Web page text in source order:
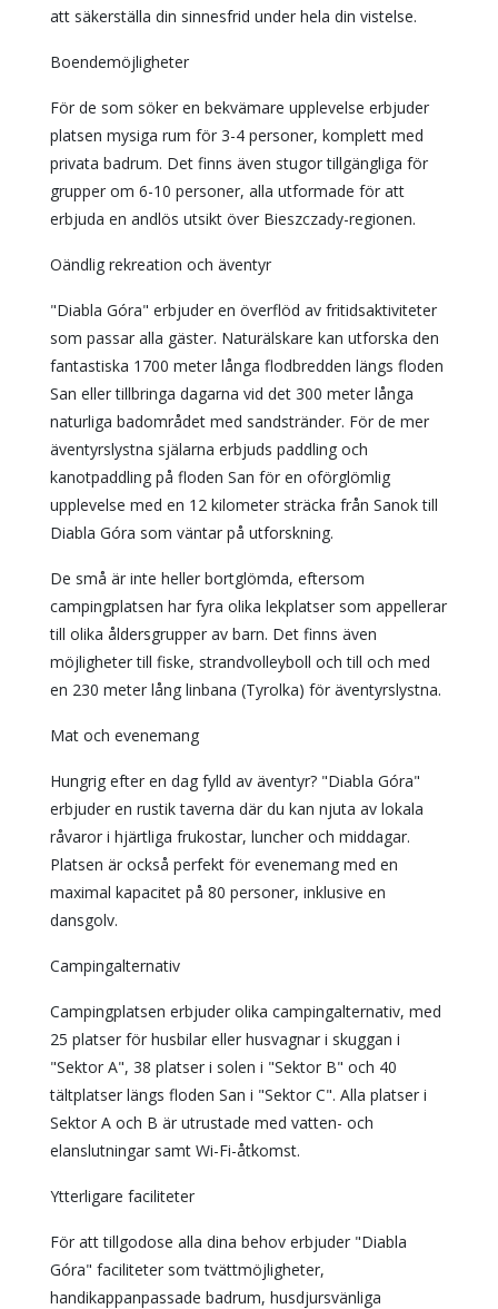
att säkerställa din sinnesfrid under hela din vistelse.
Boendemöjligheter
För de som söker en bekvämare upplevelse erbjuder
platsen mysiga rum för 3-4 personer, komplett med
privata badrum. Det finns även stugor tillgängliga för
grupper om 6-10 personer, alla utformade för att
erbjuda en andlös utsikt över Bieszczady-regionen.
Oändlig rekreation och äventyr
"Diabla Góra" erbjuder en överflöd av fritidsaktiviteter
som passar alla gäster. Naturälskare kan utforska den
fantastiska 1700 meter långa flodbredden längs floden
San eller tillbringa dagarna vid det 300 meter långa
naturliga badområdet med sandstränder. För de mer
äventyrslystna själarna erbjuds paddling och
kanotpaddling på floden San för en oförglömlig
upplevelse med en 12 kilometer sträcka från Sanok till
Diabla Góra som väntar på utforskning.
De små är inte heller bortglömda, eftersom
campingplatsen har fyra olika lekplatser som appellerar
till olika åldersgrupper av barn. Det finns även
möjligheter till fiske, strandvolleyboll och till och med
en 230 meter lång linbana (Tyrolka) för äventyrslystna.
Mat och evenemang
Hungrig efter en dag fylld av äventyr? "Diabla Góra"
erbjuder en rustik taverna där du kan njuta av lokala
råvaror i hjärtliga frukostar, luncher och middagar.
Platsen är också perfekt för evenemang med en
maximal kapacitet på 80 personer, inklusive en
dansgolv.
Campingalternativ
Campingplatsen erbjuder olika campingalternativ, med
25 platser för husbilar eller husvagnar i skuggan i
"Sektor A", 38 platser i solen i "Sektor B" och 40
tältplatser längs floden San i "Sektor C". Alla platser i
Sektor A och B är utrustade med vatten- och
elanslutningar samt Wi-Fi-åtkomst.
Ytterligare faciliteter
För att tillgodose alla dina behov erbjuder "Diabla
Góra" faciliteter som tvättmöjligheter,
handikappanpassade badrum, husdjursvänliga